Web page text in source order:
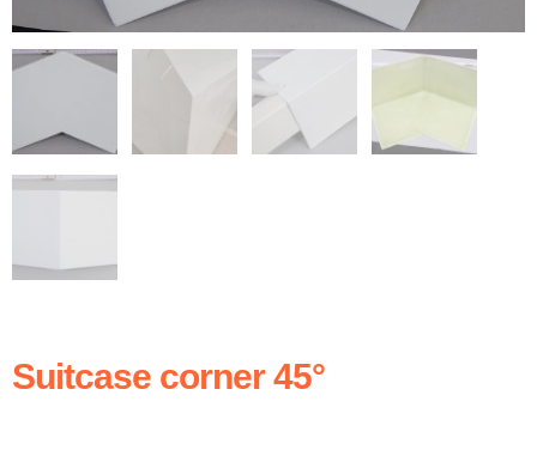
Suitcase corner 45°